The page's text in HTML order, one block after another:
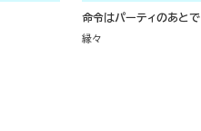
命令はパーティのあとで
縁々